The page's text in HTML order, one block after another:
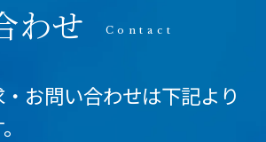
わせ
お問い合わせは下記より